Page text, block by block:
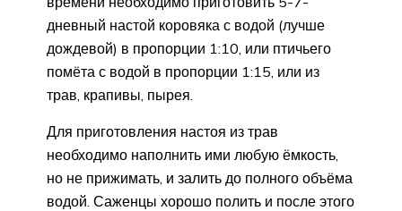
дневный настой коровяка с водой (лучше
дождевой) в пропорции 1:10, или птичьего
помёта с водой в пропорции 1:15, или из
трав, крапивы, пырея.
Для приготовления настоя из трав
необходимо наполнить ими любую ёмкость,
но не прижимать, и залить до полного объёма
водой. Саженцы хорошо полить и после этого